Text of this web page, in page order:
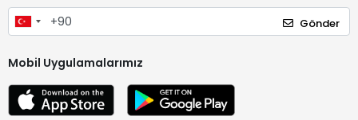
Gönder
Mobil Uygulamalarımız